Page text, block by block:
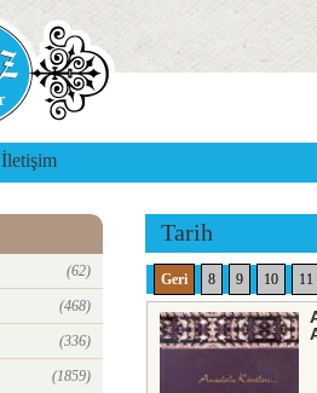
İletişim
(62)
(468)
(336)
(1859)
Tarih
Geri 8 9 10 11